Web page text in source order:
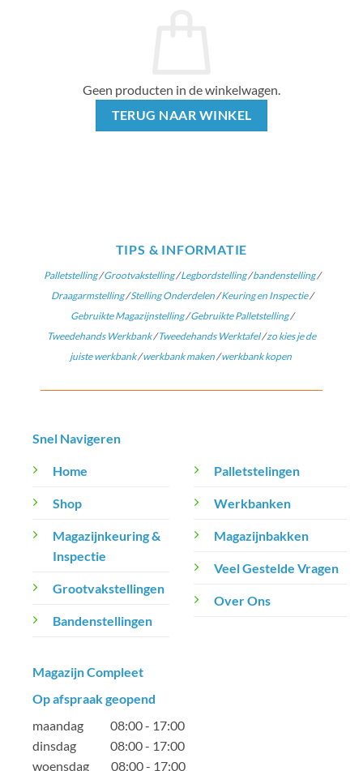
Geen producten in de winkelwagen.
TERUG NAAR WINKEL
TIPS & INFORMATIE
Palletstelling/Grootvakstelling/Legbordstelling/bandenstelling/
Draagarmstelling/Stelling Onderdelen/Keuring en Inspectie/
Gebruikte Magazijnstelling/Gebruikte Palletstelling/
Tweedehands Werkbank/Tweedehands Werktafel/zo kies je de
juiste werkbank/werkbank maken /werkbank kopen
Snel Navigeren
Home
Shop
Magazijnkeuring &
Inspectie
Grootvakstellingen
Bandenstellingen
Palletstelingen
Werkbanken
Magazijnbakken
Veel Gestelde Vragen
Over Ons
Magazijn Compleet
Op afspraak geopend
maandag 08:00 - 17:00
dinsdag 08:00 - 17:00
woensdag 08:00 - 17:00